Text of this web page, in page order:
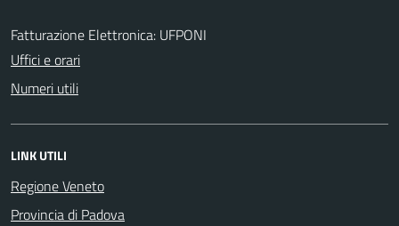
Fatturazione Elettronica: UFPONI
Uffici e orari
Numeri utili
LINK UTILI
Regione Veneto
Provincia di Padova